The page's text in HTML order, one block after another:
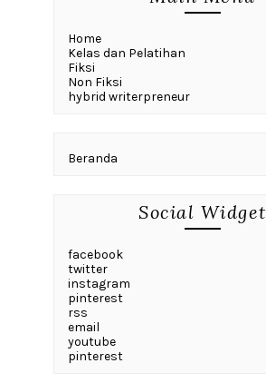
Home
Kelas dan Pelatihan
Fiksi
Non Fiksi
hybrid writerpreneur
Beranda
Social Widget
facebook
twitter
instagram
pinterest
rss
email
youtube
pinterest